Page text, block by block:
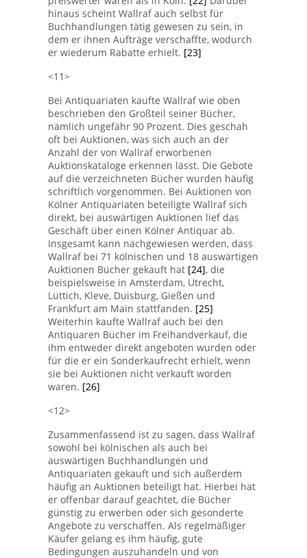
hinaus scheint Wallraf auch selbst für
Buchhandlungen tätig gewesen zu sein, in
dem er ihnen Aufträge verschaffte, wodurch
er wiederum Rabatte erhielt. [23]
<11>
Bei Antiquariaten kaufte Wallraf wie oben
beschrieben den Großteil seiner Bücher,
nämlich ungefähr 90 Prozent. Dies geschah
oft bei Auktionen, was sich auch an der
Anzahl der von Wallraf erworbenen
Auktionskataloge erkennen lässt. Die Gebote
auf die verzeichneten Bücher wurden häufig
schriftlich vorgenommen. Bei Auktionen von
Kölner Antiquariaten beteiligte Wallraf sich
direkt, bei auswärtigen Auktionen lief das
Geschäft über einen Kölner Antiquar ab.
Insgesamt kann nachgewiesen werden, dass
Wallraf bei 71 kölnischen und 18 auswärtigen
Auktionen Bücher gekauft hat [24], die
beispielsweise in Amsterdam, Utrecht,
Lüttich, Kleve, Duisburg, Gießen und
Frankfurt am Main stattfanden. [25]
Weiterhin kaufte Wallraf auch bei den
Antiquaren Bücher im Freihandverkauf, die
ihm entweder direkt angeboten wurden oder
für die er ein Sonderkaufrecht erhielt, wenn
sie bei Auktionen nicht verkauft worden
waren. [26]
<12>
Zusammenfassend ist zu sagen, dass Wallraf
sowohl bei kölnischen als auch bei
auswärtigen Buchhandlungen und
Antiquariaten gekauft und sich außerdem
häufig an Auktionen beteiligt hat. Hierbei hat
er offenbar darauf geachtet, die Bücher
günstig zu erwerben oder sich gesonderte
Angebote zu verschaffen. Als regelmäßiger
Käufer gelang es ihm häufig, gute
Bedingungen auszuhandeln und von